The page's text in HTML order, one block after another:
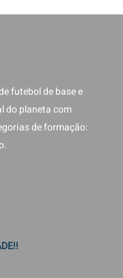
futebol de base e
do planeta com
de formação: